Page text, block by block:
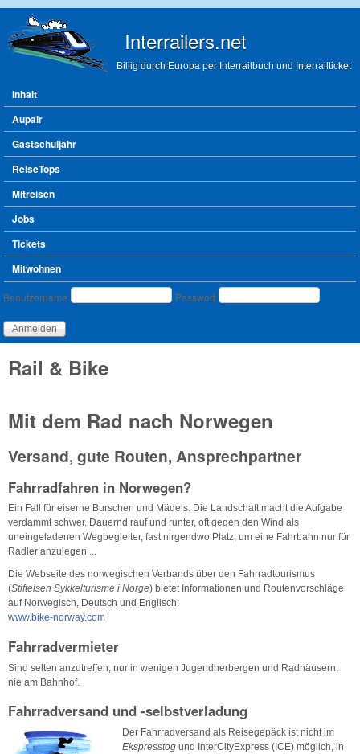
Interrailers.net
Billig durch Europa per Interrailbuch und Interrailticket
Hauptmenü
Inhalt
Aupair
Gastschuljahr
ReiseTops
Mitreisen
Jobs
Tickets
Mitwohnen
Benutzeranmeldung
Benutzername Passwort
Rail & Bike
Mit dem Rad nach Norwegen
Versand, gute Routen, Ansprechpartner
Fahrradfahren in Norwegen?
Ein Fall für eiserne Burschen und Mädels. Die Landschaft macht die Aufgabe
verdammt schwer. Dauernd rauf und runter, oft gegen den Wind als
uneingeladenen Wegbegleiter, fast nirgendwo Platz, um eine Fahrbahn nur für
Radler anzulegen ...
Die Webseite des norwegischen Verbands über den Fahrradtourismus
(Stiftelsen Sykkelturisme i Norge) bietet Informationen und Routenvorschläge
auf Norwegisch, Deutsch und Englisch:
www.bike-norway.com
Fahrradvermieter
Sind selten anzutreffen, nur in wenigen Jugendherbergen und Radhäusern,
nie am Bahnhof.
Fahrradversand und -selbstverladung
Der Fahrradversand als Reisegepäck ist nicht im
Ekspresstog und InterCityExpress (ICE) möglich, in